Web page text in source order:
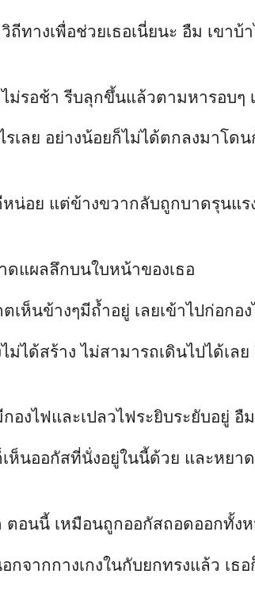
างเพื่อช่วยเธอเนี่ยนะ อืม เขาบ้
รอช้า รีบลุกขึ้นแล้วตามหารอบๆ
เลย อย่างน้อยก็ไม่ได้ตกลงมาโ
อย แต่ข้างขวากลับถูกบาดรุนแร
ดแผลลึกบนใบหน้าของเธอ